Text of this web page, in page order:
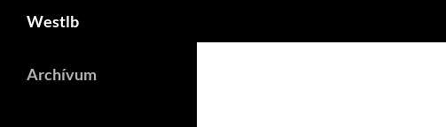
Westlb
Archívum